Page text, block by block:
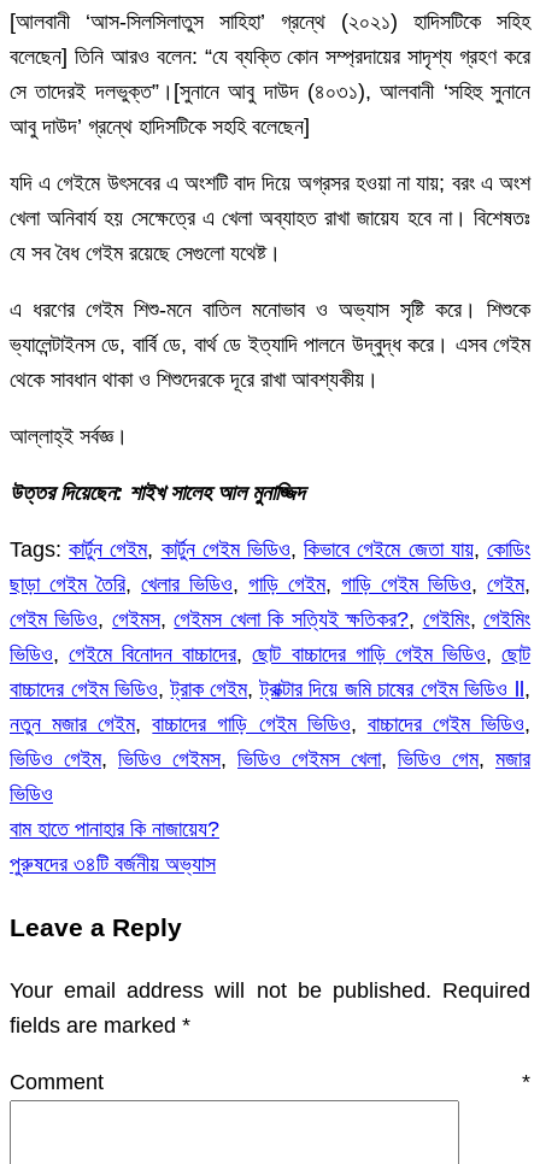
[আলবানী ‘আস-সিলসিলাতুস সাহিহা’ গ্রন্থে (২০২১) হাদিসটিকে সহিহ
বলেছেন] তিনি আরও বলেন: “যে ব্যক্তি কোন সম্প্রদায়ের সাদৃশ্য গ্রহণ করে
সে তাদেরই দলভুক্ত”।[সুনানে আবু দাউদ (৪০৩১), আলবানী ‘সহিহু সুনানে
আবু দাউদ’ গ্রন্থে হাদিসটিকে সহহি বলেছেন]
যদি এ গেইমে উৎসবের এ অংশটি বাদ দিয়ে অগ্রসর হওয়া না যায়; বরং এ অংশ
খেলা অনিবার্য হয় সেক্ষেত্রে এ খেলা অব্যাহত রাখা জায়েয হবে না। বিশেষতঃ
যে সব বৈধ গেইম রয়েছে সেগুলো যথেষ্ট।
এ ধরণের গেইম শিশু-মনে বাতিল মনোভাব ও অভ্যাস সৃষ্টি করে। শিশুকে
ভ্যালেন্টাইনস ডে, বার্বি ডে, বার্থ ডে ইত্যাদি পালনে উদ্বুদ্ধ করে। এসব গেইম
থেকে সাবধান থাকা ও শিশুদেরকে দূরে রাখা আবশ্যকীয়।
আল্লাহ্‌ই সর্বজ্ঞ।
উত্তর দিয়েছেন: শাইখ সালেহ আল মুনাজ্জিদ
Tags: কার্টুন গেইম, কার্টুন গেইম ভিডিও,কিভাবে গেইমে জেতা যায়,কোডিং
ছাড়া গেইম তৈরি, খেলার ভিডিও, গাড়ি গেইম, গাড়ি গেইম ভিডিও, গেইম,
গেইম ভিডিও, গেইমস,গেইমস খেলা কি সত্যিই ক্ষতিকর?, গেইমিং,গেইমিং
ভিডিও,গেইমে বিনোদন বাচ্চাদের,ছোট বাচ্চাদের গাড়ি গেইম ভিডিও,ছোট
বাচ্চাদের গেইম ভিডিও,ট্রাক গেইম,ট্রাক্টার দিয়ে জমি চাষের গেইম ভিডিও ll ,
নতুন মজার গেইম,বাচ্চাদের গাড়ি গেইম ভিডিও, বাচ্চাদের গেইম ভিডিও,
ভিডিও গেইম, ভিডিও গেইমস, ভিডিও গেইমস খেলা, ভিডিও গেম, মজার
ভিডিও
Post
navigation
বাম হাতে পানাহার কি নাজায়েয?
পুরুষদের ৩৪টি বর্জনীয় অভ্যাস
Leave a Reply
Your email address will not be published. Required
fields are marked *
Comment *